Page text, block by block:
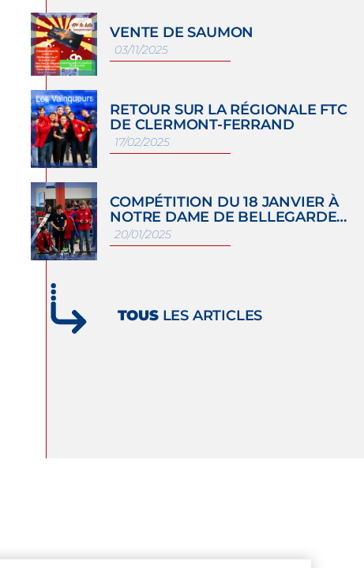
VENTE DE SAUMON
03/11/2025
RETOUR SUR LA RÉGIONALE FTC
DE CLERMONT-FERRAND
17/02/2025
COMPÉTITION DU 18 JANVIER À
NOTRE DAME DE BELLEGARDE…
20/01/2025
TOUSLES ARTICLES